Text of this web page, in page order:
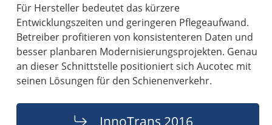
Für Hersteller bedeutet das kürzere
Entwicklungszeiten und geringeren Pflegeaufwand.
Betreiber profitieren von konsistenteren Daten und
besser planbaren Modernisierungsprojekten. Genau
an dieser Schnittstelle positioniert sich Aucotec mit
seinen Lösungen für den Schienenverkehr.
InnoTrans 2016